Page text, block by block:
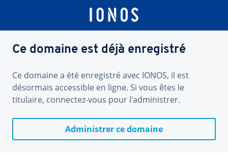
Ce domaine est déjà enregistré
Ce domaine a été enregistré avec IONOS, il est
désormais accessible en ligne. Si vous êtes le
titulaire, connectez-vous pour l'administrer.
Administrer ce domaine